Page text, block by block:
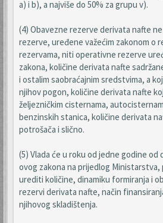
a) i b), a najviše do 50% za grupu v).
(4) Obavezne rezerve derivata nafte
rezerve, uređene važećim zakonom o
rezervama, niti operativne rezerve
zakona, količine derivata nafte
i ostalim saobraćajnim sredstvima, a
njihov pogon, količine derivata nafte
željezničkim cisternama,
benzinskih stanica, količine derivata
potrošača i slično.
(5) Vlada će u roku od jedne godine od
ovog zakona na prijedlog Ministarstva,
urediti količine, dinamiku formiranja i
rezervi derivata nafte, način
njihovog skladištenja.